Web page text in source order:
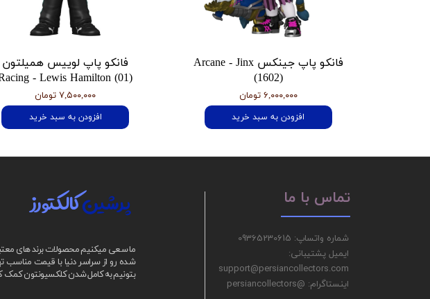
فانکو پاپ جینکس Arcane - Jinx
(1602)
۶,۰۰۰,۰۰۰ تومان
افزودن به سبد خرید
فانکو پاپ لوییس همیلتون
- Lewis Hamilton (01)
۷,۵۰۰,۰۰۰ تومان
افزودن به سبد خرید
ما سعی میکنیم محصولات برند های
شده رو از سراسر دنیا با قیمت مناسب
بتونیم به کامل شدن کلکسیونتون کمک
پرشینکالکتورز
شماره واتساپ: 09365230615
ایمیل پشتیبانی:
اینستاگرام: @persiancollectors
تماس با ما